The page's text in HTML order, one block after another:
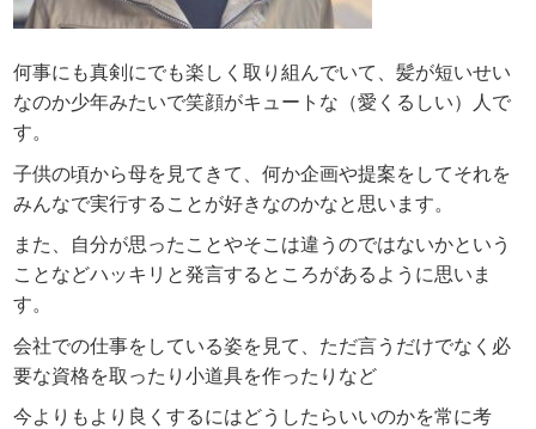
何事にも真剣にでも楽しく取り組んでいて、髪が短いせい
なのか少年みたいで笑顔がキュートな（愛くるしい）人で
す。
子供の頃から母を見てきて、何か企画や提案をしてそれを
みんなで実行することが好きなのかなと思います。
また、自分が思ったことやそこは違うのではないかという
ことなどハッキリと発言するところがあるように思いま
す。
会社での仕事をしている姿を見て、ただ言うだけでなく必
要な資格を取ったり小道具を作ったりなど
今よりもより良くするにはどうしたらいいのかを常に考